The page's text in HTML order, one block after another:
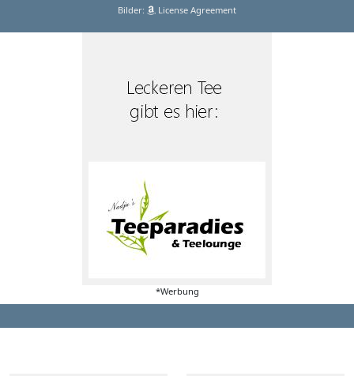
Bilder: License Agreement
*Werbung